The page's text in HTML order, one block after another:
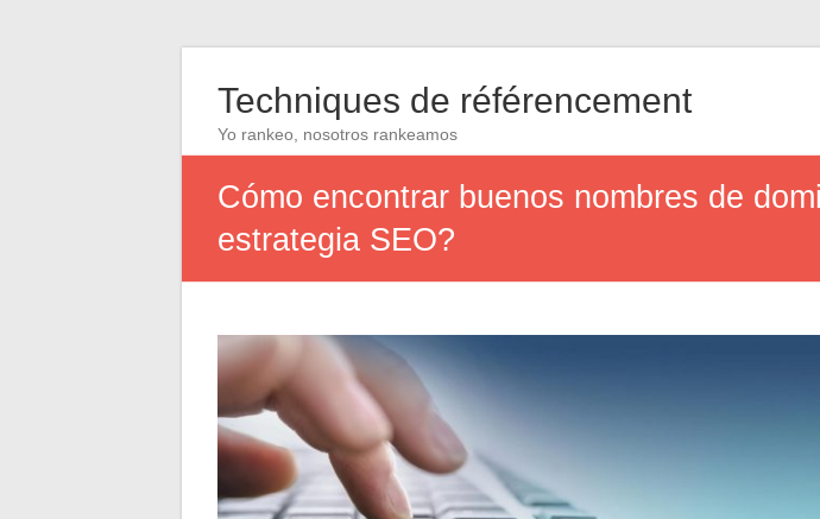
Techniques de référencement
Yo rankeo, nosotros rankeamos
Cómo encontrar buenos nombres de
estrategia SEO?